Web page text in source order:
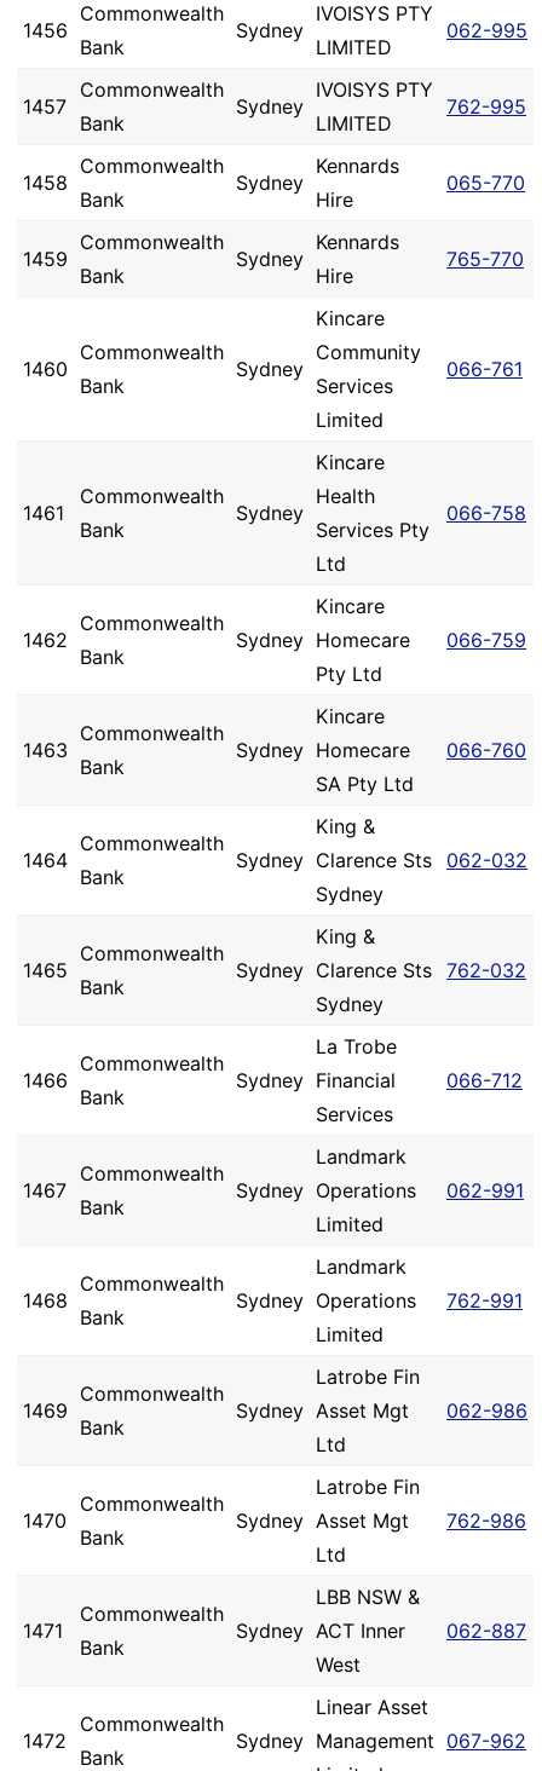
1456
Commonwealth
Bank
Sydney
IVOISYS PTY
LIMITED
062-995
1457
Commonwealth
Bank
Sydney
IVOISYS PTY
LIMITED
762-995
1458
Commonwealth
Bank
Sydney
Kennards
Hire
065-770
1459
Commonwealth
Bank
Sydney
Kennards
Hire
765-770
1460
Commonwealth
Bank
Sydney
Kincare
Community
Services
Limited
066-761
1461
Commonwealth
Bank
Sydney
Kincare
Health
Services Pty
Ltd
066-758
1462
Commonwealth
Bank
Sydney
Kincare
Homecare
Pty Ltd
066-759
1463
Commonwealth
Bank
Sydney
Kincare
Homecare
SA Pty Ltd
066-760
1464
Commonwealth
Bank
Sydney
King &
Clarence Sts
Sydney
062-032
1465
Commonwealth
Bank
Sydney
King &
Clarence Sts
Sydney
762-032
1466
Commonwealth
Bank
Sydney
La Trobe
Financial
Services
066-712
1467
Commonwealth
Bank
Sydney
Landmark
Operations
Limited
062-991
1468
Commonwealth
Bank
Sydney
Landmark
Operations
Limited
762-991
1469
Commonwealth
Bank
Sydney
Latrobe Fin
Asset Mgt
Ltd
062-986
1470
Commonwealth
Bank
Sydney
Latrobe Fin
Asset Mgt
Ltd
762-986
1471
Commonwealth
Bank
Sydney
LBB NSW &
ACT Inner
West
062-887
1472
Commonwealth
Bank
Sydney
Linear Asset
Management 067-962